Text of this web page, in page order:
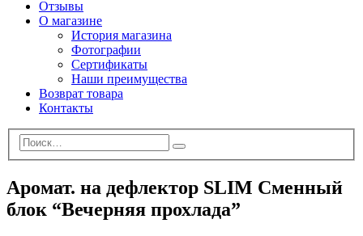
Отзывы
О магазине
История магазина
Фотографии
Сертификаты
Наши преимущества
Возврат товара
Контакты
Аромат. на дефлектор SLIM Сменный
блок “Вечерняя прохлада”